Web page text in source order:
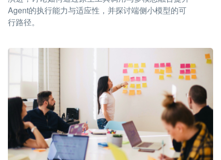
Agent的执行能力与适应性，并探讨端侧小模型的可
行路径。